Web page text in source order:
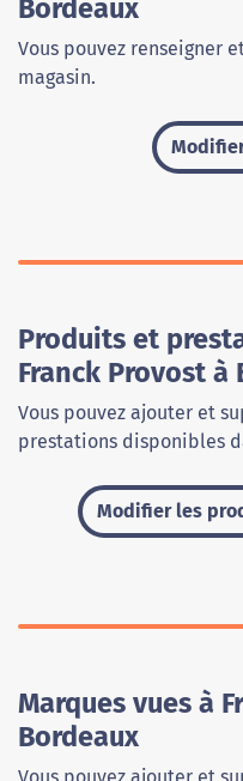
Bordeaux
Vous pouvez renseigner
magasin.
Produits et
Franck Provost à
Vous pouvez ajouter et
prestations disponibles
Modifier les
Marques vues à
Bordeaux